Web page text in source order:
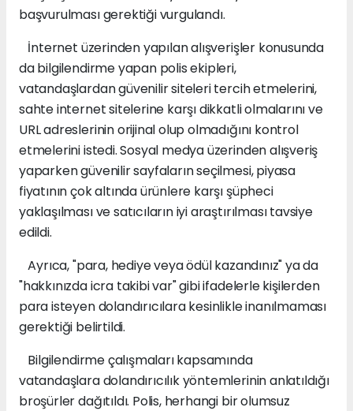
başvurulması gerektiği vurgulandı.
İnternet üzerinden yapılan alışverişler konusunda
da bilgilendirme yapan polis ekipleri,
vatandaşlardan güvenilir siteleri tercih etmelerini,
sahte internet sitelerine karşı dikkatli olmalarını ve
URL adreslerinin orijinal olup olmadığını kontrol
etmelerini istedi. Sosyal medya üzerinden alışveriş
yaparken güvenilir sayfaların seçilmesi, piyasa
fiyatının çok altında ürünlere karşı şüpheci
yaklaşılması ve satıcıların iyi araştırılması tavsiye
edildi.
Ayrıca, "para, hediye veya ödül kazandınız" ya da
"hakkınızda icra takibi var" gibi ifadelerle kişilerden
para isteyen dolandırıcılara kesinlikle inanılmaması
gerektiği belirtildi.
Bilgilendirme çalışmaları kapsamında
vatandaşlara dolandırıcılık yöntemlerinin anlatıldığı
broşürler dağıtıldı. Polis, herhangi bir olumsuz